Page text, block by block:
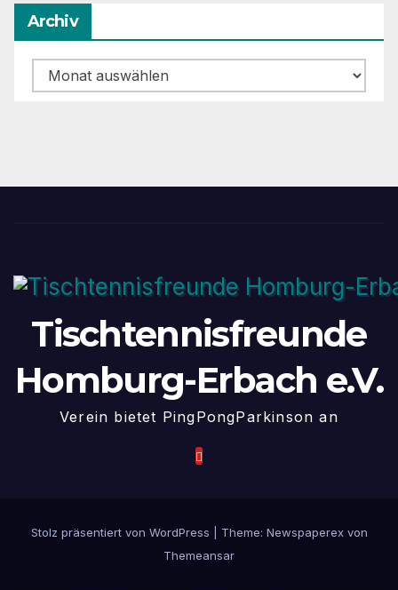
Archiv
Archiv
Tischtennisfreunde
Homburg-Erbach e.V.
Verein bietet PingPongParkinson an
Stolz präsentiert von WordPress
Theme: Newspaperex von
Themeansar